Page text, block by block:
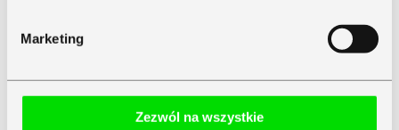
Marketing
Zezwól na wszystkie